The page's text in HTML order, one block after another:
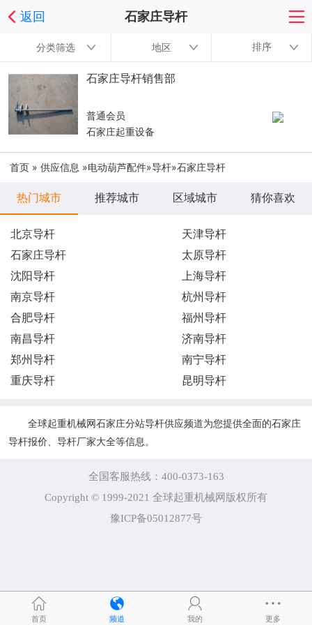
返回 石家庄导杆
分类筛选 地区 排序
石家庄导杆销售部
普通会员
石家庄起重设备
首页 » 供应信息 »电动葫芦配件»导杆»石家庄导杆
热门城市 推荐城市 区域城市 猜你喜欢
北京导杆
天津导杆
石家庄导杆
太原导杆
沈阳导杆
上海导杆
南京导杆
杭州导杆
合肥导杆
福州导杆
南昌导杆
济南导杆
郑州导杆
南宁导杆
重庆导杆
昆明导杆
全球起重机械网石家庄分站导杆供应频道为您提供全面的石家庄
导杆报价、导杆厂家大全等信息。
全国客服热线：400-0373-163
Copyright © 1999-2021 全球起重机械网版权所有
豫ICP备05012877号
首页 频道 我的 更多